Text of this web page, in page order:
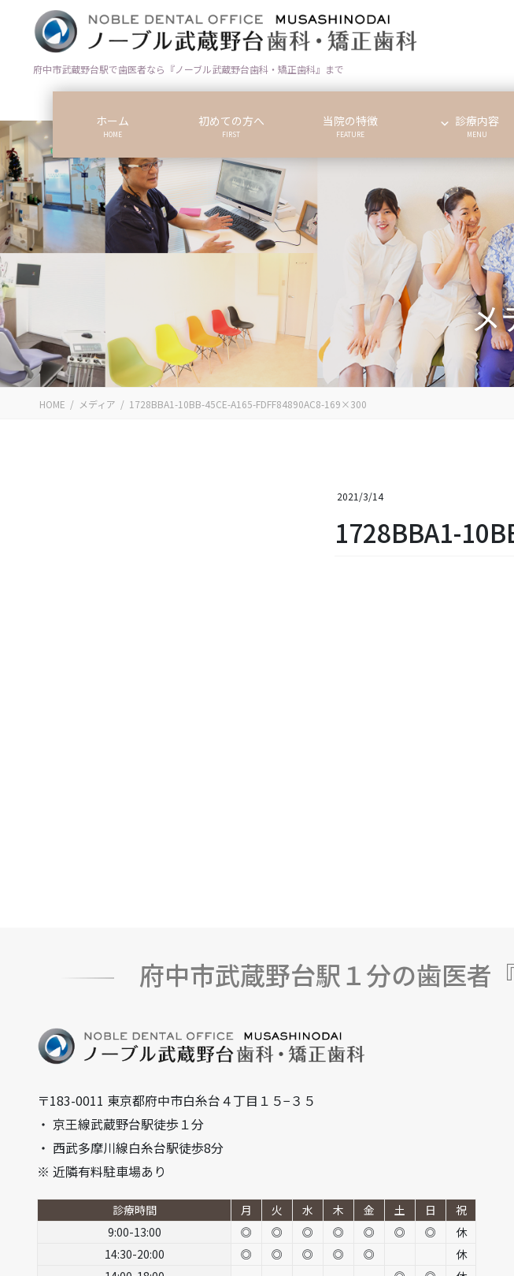
移
動
ン
に
移
動
府中市武蔵野台駅で歯医者なら『ノーブル武蔵野台歯科・矯正歯科』まで
ホーム
HOME
初めての方へ
FIRST
当院の特徴
FEATURE
診療内容
MENU
メ
HOME メディア 1728BBA1-10BB-45CE-A165-FDFF84890AC8-169×300
2021/3/14
1728BBA1-
府中市武蔵野台駅１分の歯医者
〒183-0011 東京都府中市白糸台４丁目１５−３５
・ 京王線武蔵野台駅徒歩１分
・ 西武多摩川線白糸台駅徒歩8分
※ 近隣有料駐車場あり
診療時間 月 火 水 木 金 土 日
祝
9:00-13:00
◎ ◎ ◎ ◎ ◎ ◎ ◎
休
14:30-20:00
◎ ◎ ◎ ◎ ◎
休